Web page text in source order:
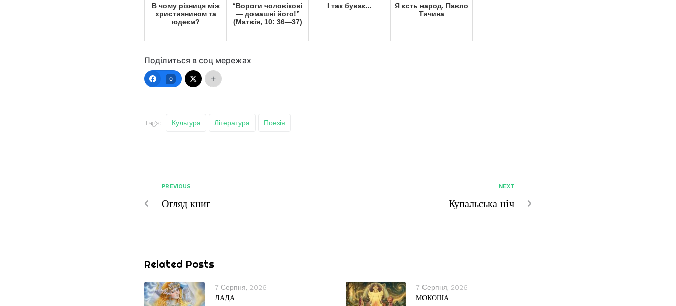
В чому різниця між
християнином та
юдеєм?
“Вороги чоловікові
— домашні його!”
(Матвія, 10: 36—37)
І так буває...
Я єсть народ. Павло
Тичина
Поділиться в соц мережах
0
Tags: Культура Література Поезія
PREVIOUS
Огляд книг
NEXT
Купальська ніч
Related Posts
7 Серпня, 2026
ЛАДА
7 Серпня, 2026
МОКОША